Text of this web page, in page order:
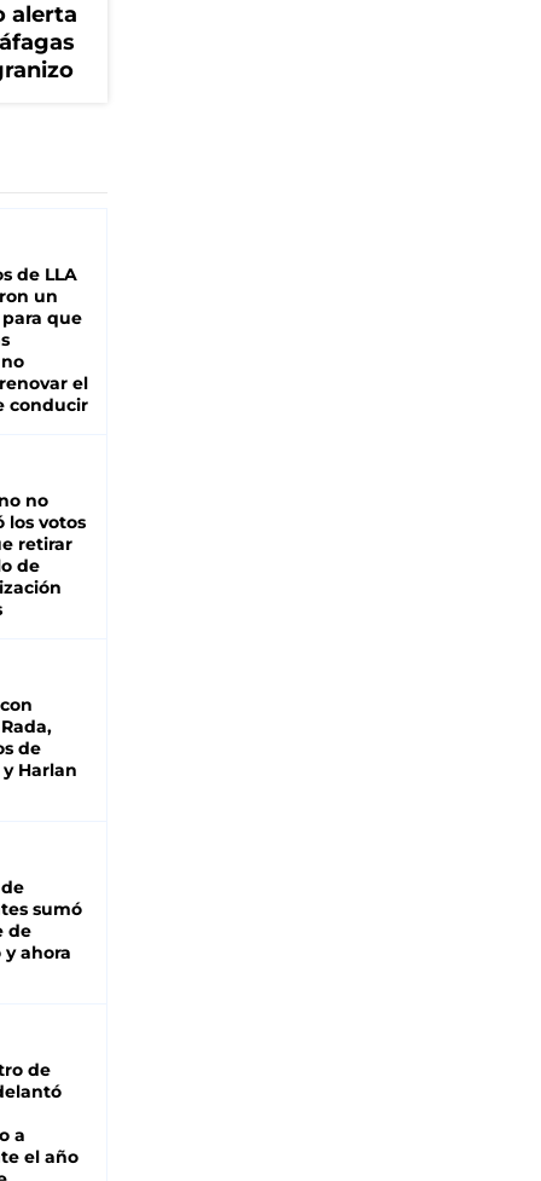
alerta
de LLA
un
que
el
conducir
no
los votos
retirar
de
de
Harlan
sumó
de
y ahora
de
a
el año